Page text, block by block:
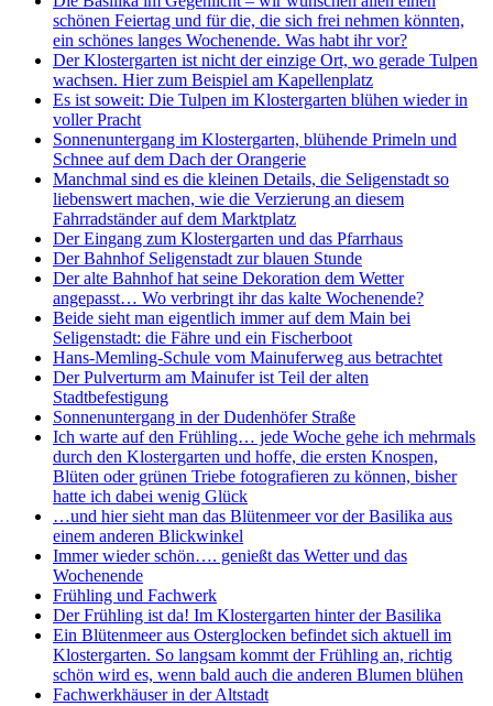
schönen Feiertag und für die, die sich frei nehmen könnten,
ein schönes langes Wochenende. Was habt ihr vor?
Der Klostergarten ist nicht der einzige Ort, wo gerade Tulpen
wachsen. Hier zum Beispiel am Kapellenplatz
Es ist soweit: Die Tulpen im Klostergarten blühen wieder in
voller Pracht
Sonnenuntergang im Klostergarten, blühende Primeln und
Schnee auf dem Dach der Orangerie
Manchmal sind es die kleinen Details, die Seligenstadt so
liebenswert machen, wie die Verzierung an diesem
Fahrradständer auf dem Marktplatz
Der Eingang zum Klostergarten und das Pfarrhaus
Der Bahnhof Seligenstadt zur blauen Stunde
Der alte Bahnhof hat seine Dekoration dem Wetter
angepasst… Wo verbringt ihr das kalte Wochenende?
Beide sieht man eigentlich immer auf dem Main bei
Seligenstadt: die Fähre und ein Fischerboot
Hans-Memling-Schule vom Mainuferweg aus betrachtet
Der Pulverturm am Mainufer ist Teil der alten
Stadtbefestigung
Sonnenuntergang in der Dudenhöfer Straße
Ich warte auf den Frühling… jede Woche gehe ich mehrmals
durch den Klostergarten und hoffe, die ersten Knospen,
Blüten oder grünen Triebe fotografieren zu können, bisher
hatte ich dabei wenig Glück
…und hier sieht man das Blütenmeer vor der Basilika aus
einem anderen Blickwinkel
Immer wieder schön…. genießt das Wetter und das
Wochenende
Frühling und Fachwerk
Der Frühling ist da! Im Klostergarten hinter der Basilika
Ein Blütenmeer aus Osterglocken befindet sich aktuell im
Klostergarten. So langsam kommt der Frühling an, richtig
schön wird es, wenn bald auch die anderen Blumen blühen
Fachwerkhäuser in der Altstadt